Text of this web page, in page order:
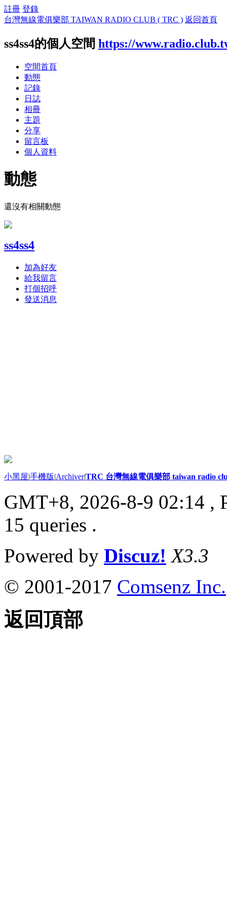
註冊 登錄
台灣無線電俱樂部 TAIWAN RADIO CLUB ( TRC ) 返回首頁
ss4ss4的個人空間 https://
空間首頁
動態
記錄
日誌
相冊
主題
分享
留言板
個人資料
動態
還沒有相關動態
ss4ss4
加為好友
給我留言
打個招呼
發送消息
小黑屋|手機版|Archiver|TRC 台灣無線電俱樂部 taiwan radio
GMT+8, 2026-8-9 02:14 ,
15 queries .
Powered by Discuz! X3.3
© 2001-2017 Comsenz Inc.
返回頂部